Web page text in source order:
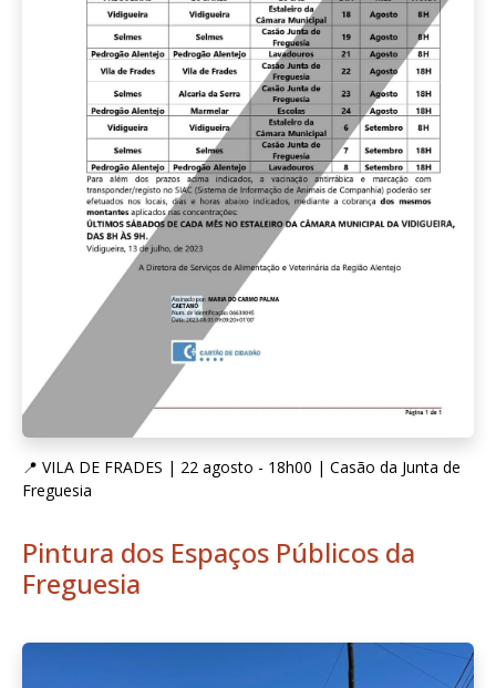
📍 VILA DE FRADES | 22 agosto - 18h00 | Casão da Junta de
Freguesia
Pintura dos Espaços Públicos da
Freguesia